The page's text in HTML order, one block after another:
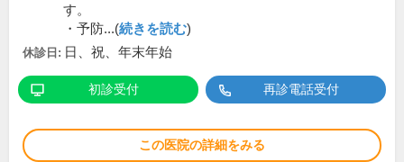
す。
・予防...(続きを読む)
休診日: 日、祝、年末年始
初診受付 再診電話受付
この医院の詳細をみる